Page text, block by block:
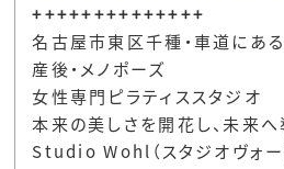
++++++++++++++
名古屋市東区千種・車道にある
産後・メノポーズ
女性専門ピラティススタジオ
本来の美しさを開花し、未来へ
Studio Wohl（スタジオヴォー